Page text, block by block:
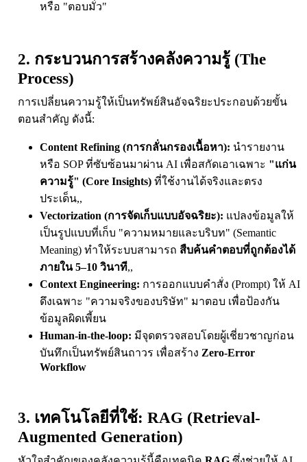
หรือ "ตอบมั่ว"
2. กระบวนการสร้างคลังความรู้ (The
Process)
การเปลี่ยนความรู้ให้เป็นทรัพย์สินอัจฉริยะประกอบด้วยขั้น
ตอนสำคัญ ดังนี้:
Content Refining (การกลั่นกรองเนื้อหา): นำรายงาน
หรือ SOP ที่ซับซ้อนมาผ่าน AI เพื่อสกัดเอาเฉพาะ "แก่น
ความรู้" (Core Insights) ที่ใช้งานได้จริงและตรง
ประเด็น,,
Vectorization (การจัดเก็บแบบอัจฉริยะ): แปลงข้อมูลให้
เป็นรูปแบบที่เก็บ "ความหมายและบริบท" (Semantic
Meaning) ทำให้ระบบสามารถ สืบค้นคำตอบที่ถูกต้องได้
ภายใน 5–10 วินาที,,
Context Engineering: การออกแบบคำสั่ง (Prompt) ให้ AI
ดึงเฉพาะ "ความจริงของบริษัท" มาตอบ เพื่อป้องกัน
ข้อมูลผิดเพี้ยน
Human-in-the-loop: มีจุดตรวจสอบโดยผู้เชี่ยวชาญก่อน
บันทึกเป็นทรัพย์สินถาวร เพื่อสร้าง Zero-Error
Workflow
3. เทคโนโลยีที่ใช้: RAG (Retrieval-
Augmented Generation)